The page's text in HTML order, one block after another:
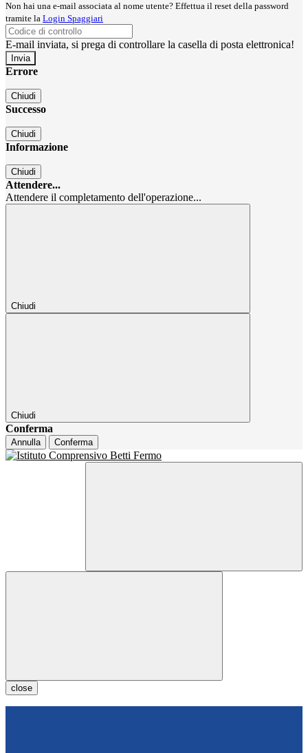
Non hai una e-mail associata al nome utente? Effettua il reset della password
tramite la Login Spaggiari
E-mail inviata, si prega di controllare la casella di posta elettronica!
Errore
Chiudi
Successo
Chiudi
Informazione
Chiudi
Attendere...
Attendere il completamento dell'operazione...
Chiudi
Chiudi
Conferma
Annulla Conferma
close